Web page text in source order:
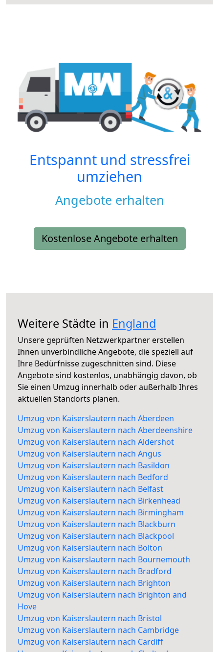
Entspannt und stressfrei
umziehen
Angebote erhalten
Kostenlose Angebote erhalten
Weitere Städte in England
Unsere geprüften Netzwerkpartner erstellen
Ihnen unverbindliche Angebote, die speziell auf
Ihre Bedürfnisse zugeschnitten sind. Diese
Angebote sind kostenlos, unabhängig davon, ob
Sie einen Umzug innerhalb oder außerhalb Ihres
aktuellen Standorts planen.
Umzug von Kaiserslautern nach Aberdeen
Umzug von Kaiserslautern nach Aberdeenshire
Umzug von Kaiserslautern nach Aldershot
Umzug von Kaiserslautern nach Angus
Umzug von Kaiserslautern nach Basildon
Umzug von Kaiserslautern nach Bedford
Umzug von Kaiserslautern nach Belfast
Umzug von Kaiserslautern nach Birkenhead
Umzug von Kaiserslautern nach Birmingham
Umzug von Kaiserslautern nach Blackburn
Umzug von Kaiserslautern nach Blackpool
Umzug von Kaiserslautern nach Bolton
Umzug von Kaiserslautern nach Bournemouth
Umzug von Kaiserslautern nach Bradford
Umzug von Kaiserslautern nach Brighton
Umzug von Kaiserslautern nach Brighton and
Hove
Umzug von Kaiserslautern nach Bristol
Umzug von Kaiserslautern nach Cambridge
Umzug von Kaiserslautern nach Cardiff